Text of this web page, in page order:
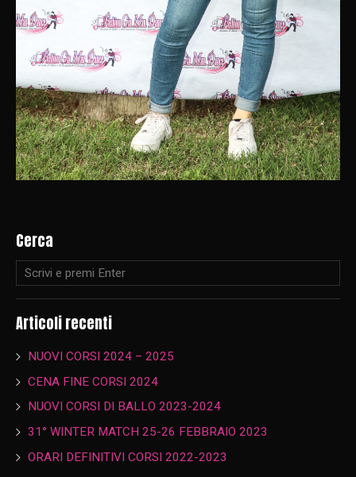
Cerca
Articoli recenti
NUOVI CORSI 2024 – 2025
CENA FINE CORSI 2024
NUOVI CORSI DI BALLO 2023-2024
31° WINTER MATCH 25-26 FEBBRAIO 2023
ORARI DEFINITIVI CORSI 2022-2023